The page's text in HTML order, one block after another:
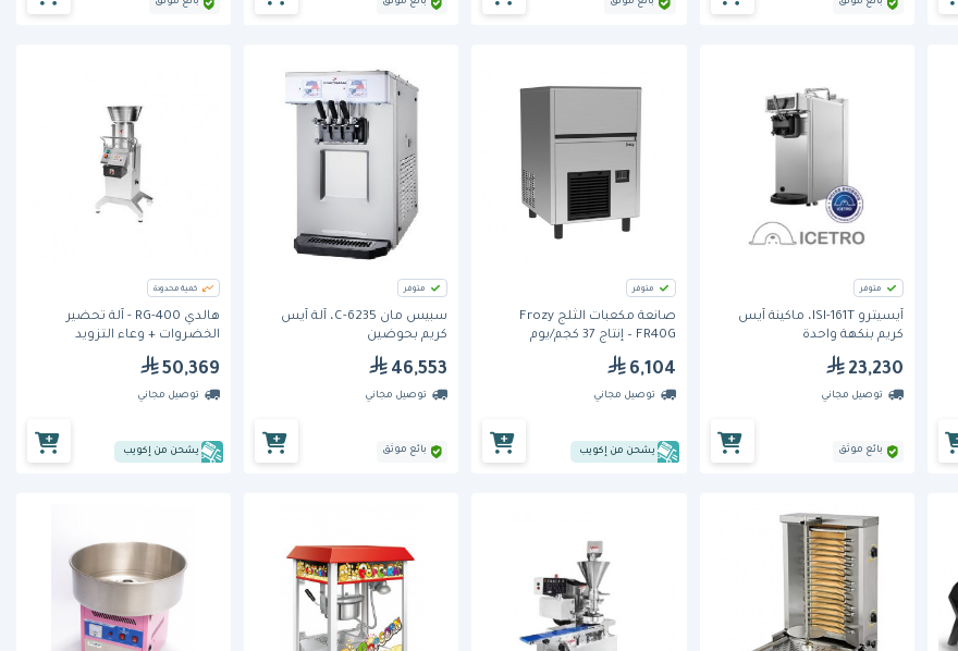
متوفر
آيسيترو ISI-161T، ماكينة آيس
كريم بنكهة واحدة
23,230
توصيل مجاني
بائع موثق
متوفر
صانعة مكعبات الثلج Frozy
FR40G – إنتاج 37 كجم/يوم
6,104
توصيل مجاني
يشحن من إكويب
متوفر
سبيس مان 6235-C، آلة آيس
كريم بحوضين
46,553
توصيل مجاني
بائع موثق
كمية محدودة
هالدي RG-400 - آلة تحضير
الخضروات + وعاء التزويد
50,369
توصيل مجاني
يشحن من إكويب